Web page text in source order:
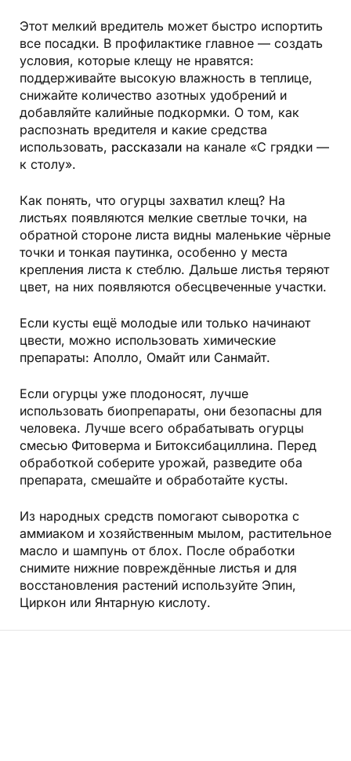
Этот мелкий вредитель может быстро испортить
все посадки. В профилактике главное — создать
условия, которые клещу не нравятся:
поддерживайте высокую влажность в теплице,
снижайте количество азотных удобрений и
добавляйте калийные подкормки. О том, как
распознать вредителя и какие средства
использовать, рассказали на канале «С грядки —
к столу».
Как понять, что огурцы захватил клещ? На
листьях появляются мелкие светлые точки, на
обратной стороне листа видны маленькие чёрные
точки и тонкая паутинка, особенно у места
крепления листа к стеблю. Дальше листья теряют
цвет, на них появляются обесцвеченные участки.
Если кусты ещё молодые или только начинают
цвести, можно использовать химические
препараты: Аполло, Омайт или Санмайт.
Если огурцы уже плодоносят, лучше
использовать биопрепараты, они безопасны для
человека. Лучше всего обрабатывать огурцы
смесью Фитоверма и Битоксибациллина. Перед
обработкой соберите урожай, разведите оба
препарата, смешайте и обработайте кусты.
Из народных средств помогают сыворотка с
аммиаком и хозяйственным мылом, растительное
масло и шампунь от блох. После обработки
снимите нижние повреждённые листья и для
восстановления растений используйте Эпин,
Циркон или Янтарную кислоту.